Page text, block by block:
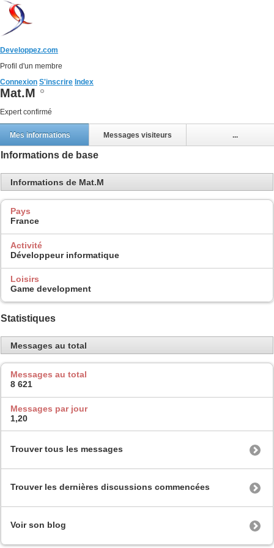
Developpez.com
Profil d'un membre
Connexion S'inscrire Index
Mat.M
Expert confirmé
Mes informations Messages visiteurs ...
Informations de base
Informations de Mat.M
Pays
France
Activité
Développeur informatique
Loisirs
Game development
Statistiques
Messages au total
Messages au total
8 621
Messages par jour
1,20
Trouver tous les messages
Trouver les dernières discussions commencées
Voir son blog